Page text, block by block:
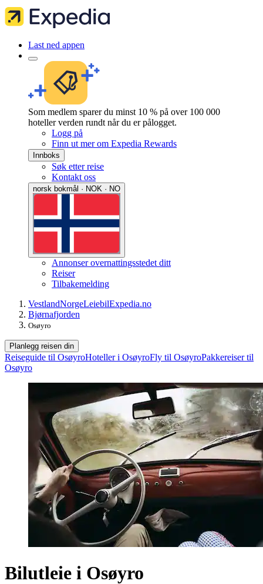
Last ned appen
Som medlem sparer du minst 10 % på over 100 000
hoteller verden rundt når du er pålogget.
Logg på
Finn ut mer om Expedia Rewards
Innboks
Søk etter reise
Kontakt oss
norsk bokmål · NOK · NO
Annonser overnattingsstedet ditt
Reiser
Tilbakemelding
VestlandNorgeLeiebilExpedia.no
Bjørnafjorden
Osøyro
Planlegg reisen din
Reiseguide til OsøyroHoteller i OsøyroFly til OsøyroPakkereiser til
Osøyro
Bilutleie i Osøyro